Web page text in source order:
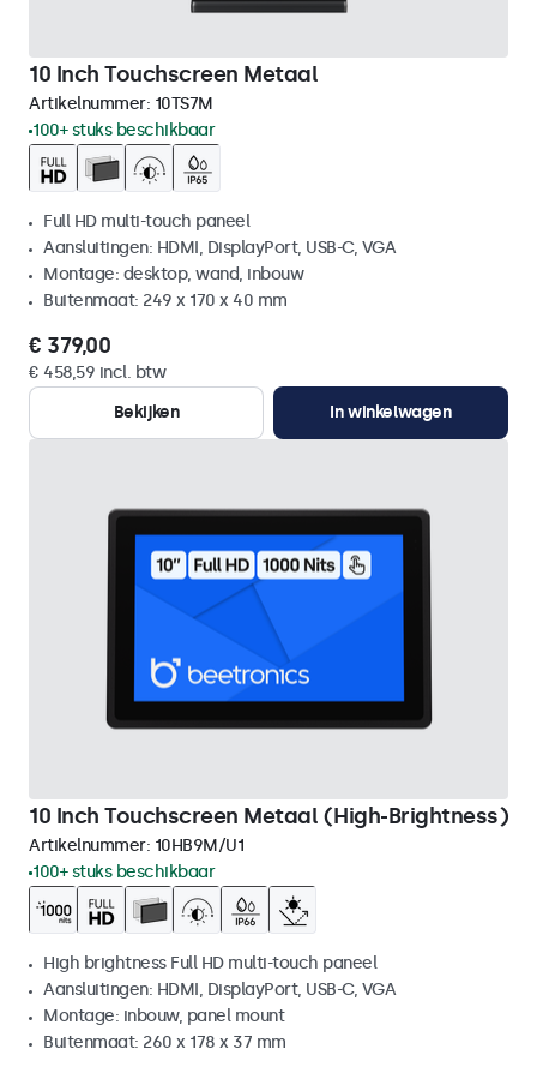
10 Inch Touchscreen Metaal
Artikelnummer: 10TS7M
100+ stuks beschikbaar
Full HD multi-touch paneel
Aansluitingen: HDMI, DisplayPort, USB-C, VGA
Montage: desktop, wand, inbouw
Buitenmaat: 249 x 170 x 40 mm
€ 379,00
€ 458,59 incl. btw
Bekijken
In winkelwagen
10 Inch Touchscreen Metaal (High-Brightness)
Artikelnummer: 10HB9M/U1
100+ stuks beschikbaar
High brightness Full HD multi-touch paneel
Aansluitingen: HDMI, DisplayPort, USB-C, VGA
Montage: inbouw, panel mount
Buitenmaat: 260 x 178 x 37 mm